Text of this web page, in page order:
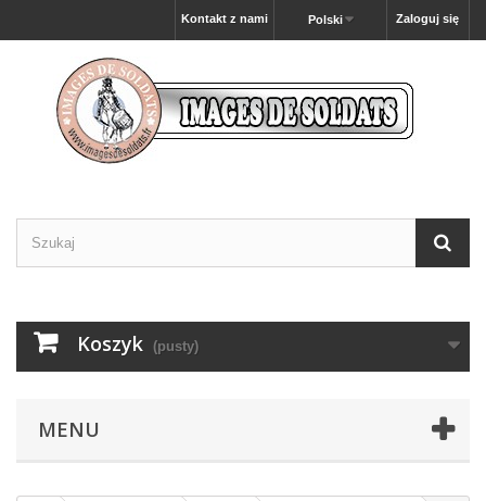
Zaloguj się
Polski
Kontakt z nami
Koszyk (pusty)
MENU